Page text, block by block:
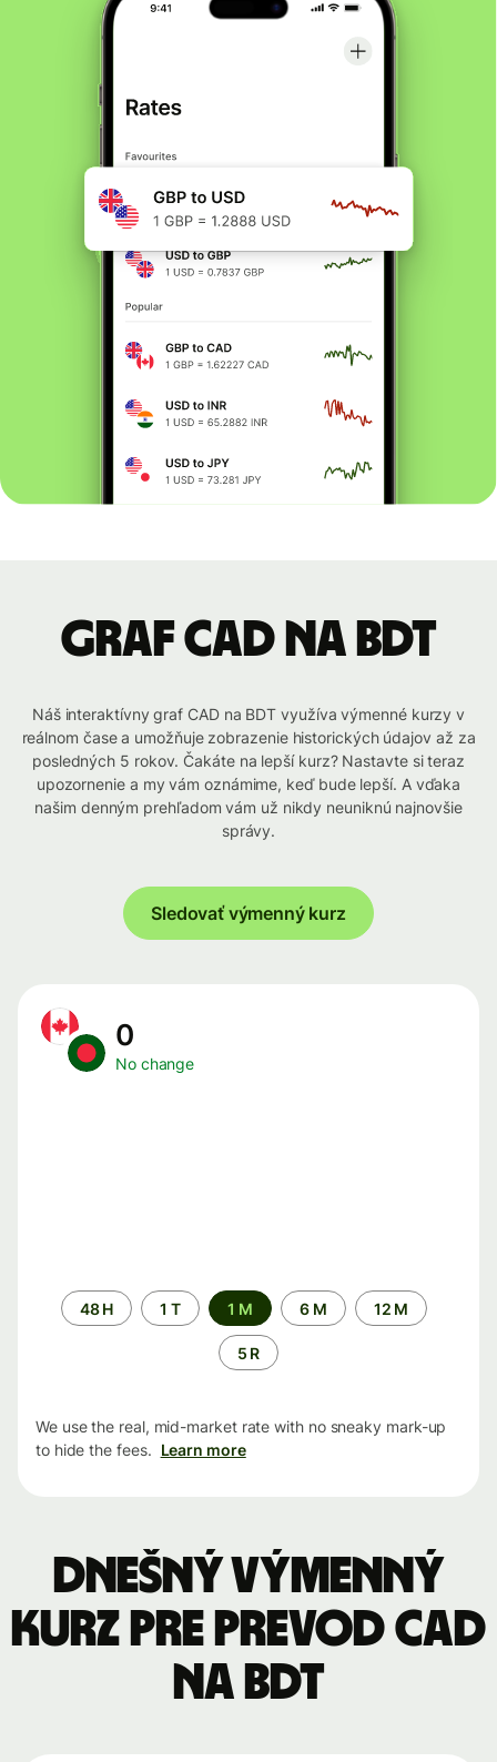
graf CAD na BDT
Náš interaktívny graf CAD na BDT využíva výmenné kurzy v
reálnom čase a umožňuje zobrazenie historických údajov až za
posledných 5 rokov. Čakáte na lepší kurz? Nastavte si teraz
upozornenie a my vám oznámime, keď bude lepší. A vďaka
našim denným prehľadom vám už nikdy neuniknú najnovšie
správy.
Sledovať výmenný kurz
0
No change
Time
period
48 H 1 T 1 M 6 M 12 M
5 R
We use the real, mid-market rate with no sneaky mark-up
to hide the fees. Learn more
Dnešný výmenný
kurz pre prevod CAD
na BDT